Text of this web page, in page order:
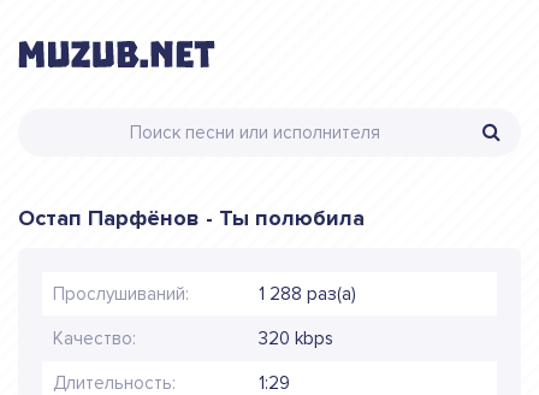
Остап Парфёнов - Ты полюбила
Прослушиваний: 1 288 раз(а)
Качество: 320 kbps
Длительность: 1:29